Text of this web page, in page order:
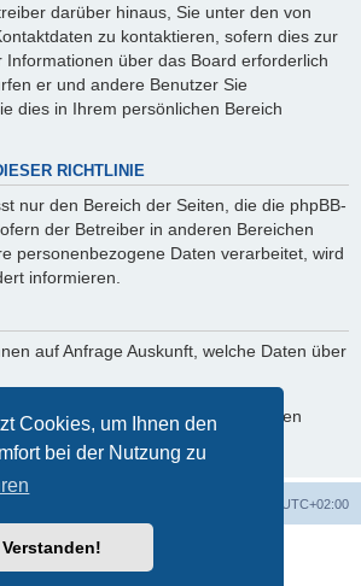
Cookies, um Ihnen den
bei der Nutzung zu
Verstanden!
darüber hinaus, Sie unter den von
zu kontaktieren, sofern dies zur
Informationen über das Board erforderlich
er und andere Benutzer Sie
dies in Ihrem persönlichen Bereich
RICHTLINIE
nur den Bereich der Seiten, die die phpBB-
der Betreiber in anderen Bereichen
personenbezogene Daten verarbeitet, wird
informieren.
auf Anfrage Auskunft, welche Daten über
Löschung bzw. Sperrung Ihrer Daten
Sie hierzu bitte den Betreiber.
UTC+02:00
phpBB® Forum Software © phpBB Limited
phpBB.de